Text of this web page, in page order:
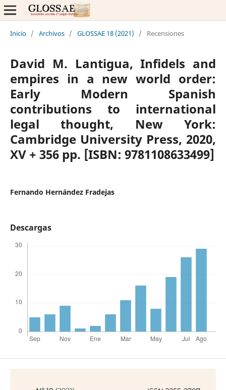
Inicio / Archivos / GLOSSAE 18 (2021) / Recensiones
David M. Lantigua, Infidels and
empires in a new world order:
Early Modern Spanish
contributions to international
legal thought, New York:
Cambridge University Press, 2020,
XV + 356 pp. [ISBN: 9781108633499]
Fernando Hernández Fradejas
Descargas